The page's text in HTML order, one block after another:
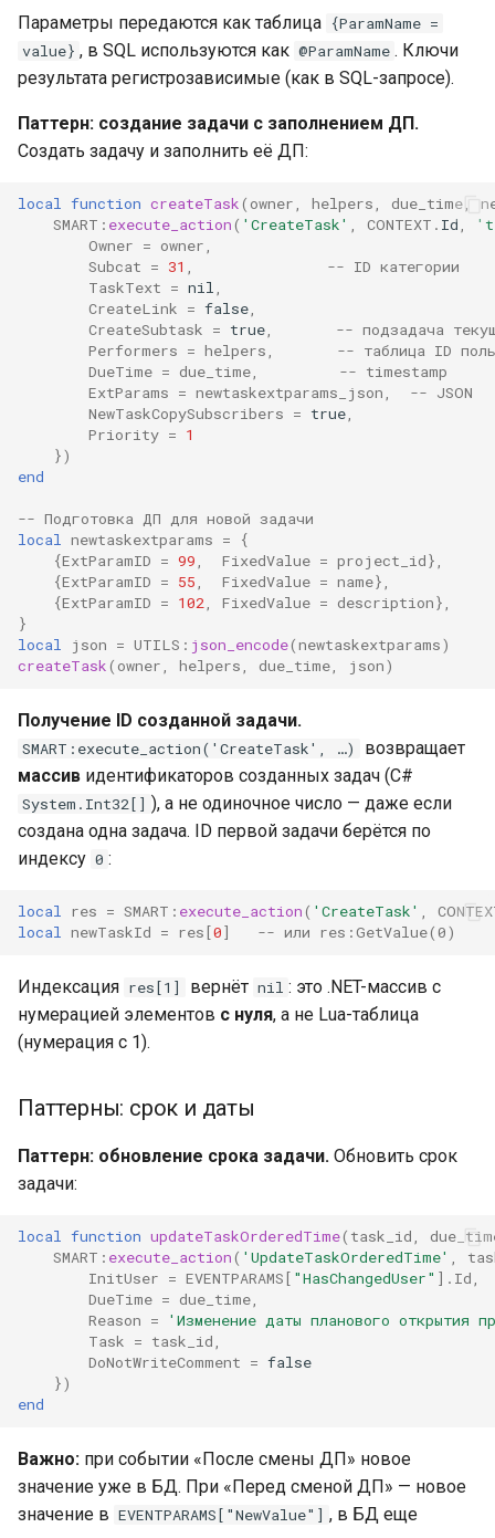
Параметры передаются как таблица {ParamName =
value} , в SQL используются как @ParamName . Ключи
результата регистрозависимые (как в SQL-запросе).
Паттерн: создание задачи с заполнением ДП.
Создать задачу и заполнить её ДП:
local function createTask( owner, helpers, due_time,
SMART : execute_action( 'CreateTask' , CONTEXT . Id,
Owner = owner,
Subcat = 31 ,
-- ID категории
TaskText = nil,
CreateLink = false,
CreateSubtask = true,
-- подзадача
Performers = helpers,
-- таблица ID
DueTime = due_time,
-- timestamp
ExtParams = newtaskextparams_json,
-- JSON
NewTaskCopySubscribers = true,
Priority = 1
})
end
-- Подготовка ДП для новой задачи
local newtaskextparams =
{
{ExtParamID = 99, FixedValue = project_id},
{ExtParamID = 55, FixedValue = name},
{ExtParamID = 102, FixedValue = description},
}
local
json = UTILS : json_encode(newtaskextparams)
createTask( owner, helpers, due_time, json)
Получение ID созданной задачи.
SMART:execute_action('CreateTask', …)
возвращает
массив идентификаторов созданных задач (C#
System.Int32[] ), а не одиночное число — даже если
создана одна задача. ID первой задачи берётся по
индексу 0 :
local res = SMART : execute_action( 'CreateTask' ,
local newTaskId = res [0] -- или res:GetValue(0)
Индексация res[1] вернёт nil : это .NET-массив с
нумерацией элементов с нуля, а не Lua-таблица
(нумерация с 1).
Паттерны: срок и даты
Паттерн: обновление срока задачи. Обновить срок
задачи:
local function updateTaskOrderedTime( task_id,
SMART : execute_action( 'UpdateTaskOrderedTime' ,
InitUser = EVENTPARAMS [ "HasChangedUser" ]. Id,
DueTime = due_time,
Reason =
'Изменение даты планового открытия
Task = task_id,
DoNotWriteComment = false
})
end
Важно: при событии «После смены ДП» новое
значение уже в БД. При «Перед сменой ДП» — новое
значение в EVENTPARAMS["NewValue"] , в БД еще